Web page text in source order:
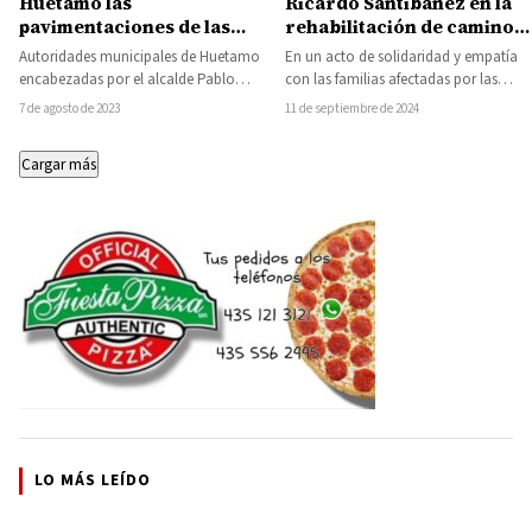
pavimentaciones de las
calles Ciudad Hidalgo y
Zitácuaro
Autoridades municipales de Huetamo
encabezadas por el alcalde Pablo
Varona Estrada, entregó a vecinos de
7 de agosto de 2023
rehabilitación de caminos
en comunidades afectadas
por las lluvias en Huetamo
En un acto de solidaridad y empatía
con las familias afectadas por las
intensas lluvias de los últimos…
11 de septiembre de 2024
Cargar más
LO MÁS LEÍDO